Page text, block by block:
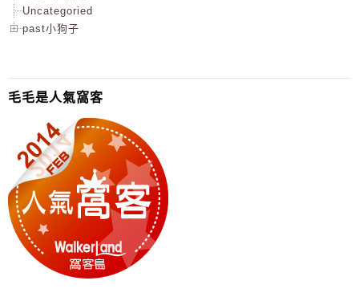
Uncategoried
past小狗子
毛毛是人氣窩客